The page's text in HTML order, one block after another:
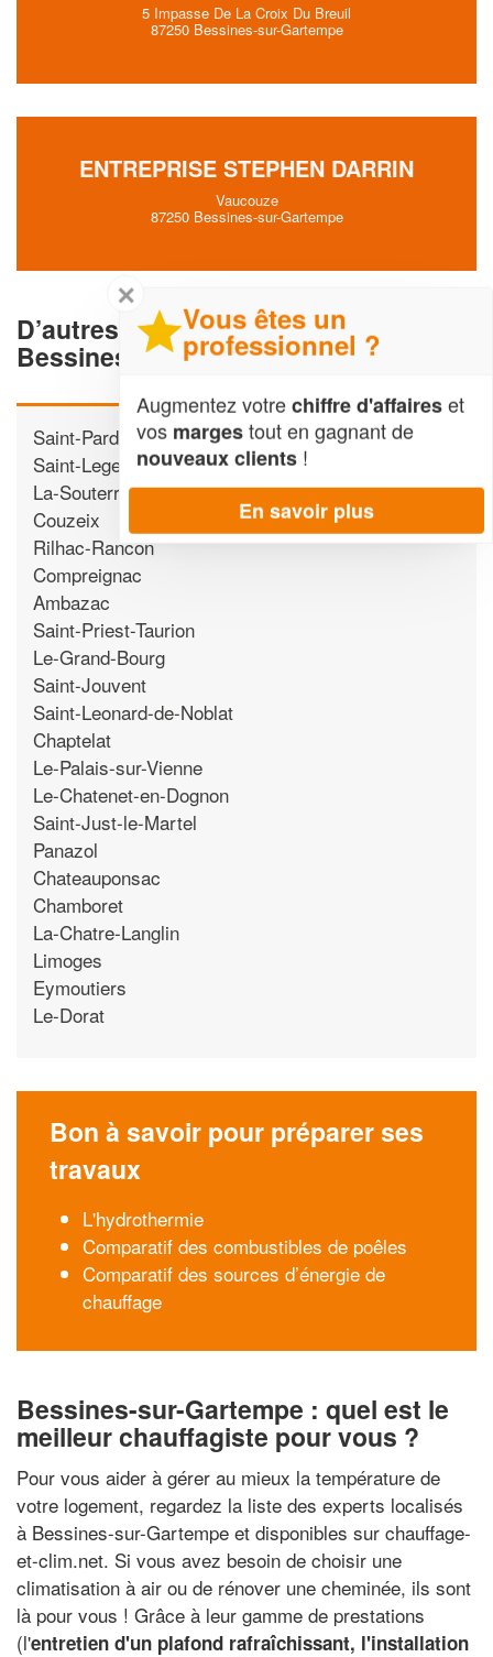
5 Impasse De La Croix Du Breuil
87250 Bessines-sur-Gartempe
ENTREPRISE STEPHEN DARRIN
Vaucouze
87250 Bessines-sur-Gartempe
D’autres Chauffagistes proche de
Bessines-sur-Gartempe
Saint-Pardoux-le-Lac
Saint-Leger-la-Montagne
La-Souterraine
Couzeix
Rilhac-Rancon
Compreignac
Ambazac
Saint-Priest-Taurion
Le-Grand-Bourg
Saint-Jouvent
Saint-Leonard-de-Noblat
Chaptelat
Le-Palais-sur-Vienne
Le-Chatenet-en-Dognon
Saint-Just-le-Martel
Panazol
Chateauponsac
Chamboret
La-Chatre-Langlin
Limoges
Eymoutiers
Le-Dorat
Bon à savoir pour préparer ses
travaux
L'hydrothermie
Comparatif des combustibles de poêles
Comparatif des sources d’énergie de
chauffage
Bessines-sur-Gartempe : quel est le
meilleur chauffagiste pour vous ?
Pour vous aider à gérer au mieux la température de
votre logement, regardez la liste des experts localisés
à Bessines-sur-Gartempe et disponibles sur chauffage-
et-clim.net. Si vous avez besoin de choisir une
climatisation à air ou de rénover une cheminée, ils sont
là pour vous ! Grâce à leur gamme de prestations
(l'entretien d'un plafond rafraîchissant, l'installation
✕
Vous êtes un
professionnel ?
Augmentez votrechiffre d'affaireset
vos margestout en gagnant de
nouveaux clients !
En savoir plus